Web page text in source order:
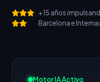
+15 años
Barcelona e
Motor IA Activo